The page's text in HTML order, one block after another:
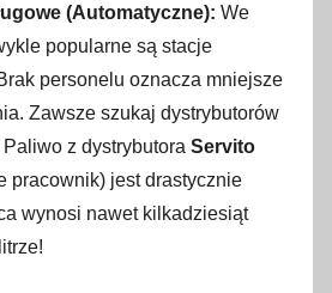
(Automatyczne): We
popularne są stacje
personelu oznacza mniejsze
Zawsze szukaj dystrybutorów
Paliwo z dystrybutora Servito
pracownik) jest drastycznie
wynosi nawet kilkadziesiąt